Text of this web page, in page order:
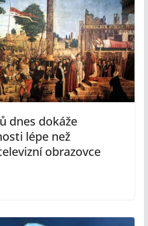
dnes dokáže
lépe než
obrazovce